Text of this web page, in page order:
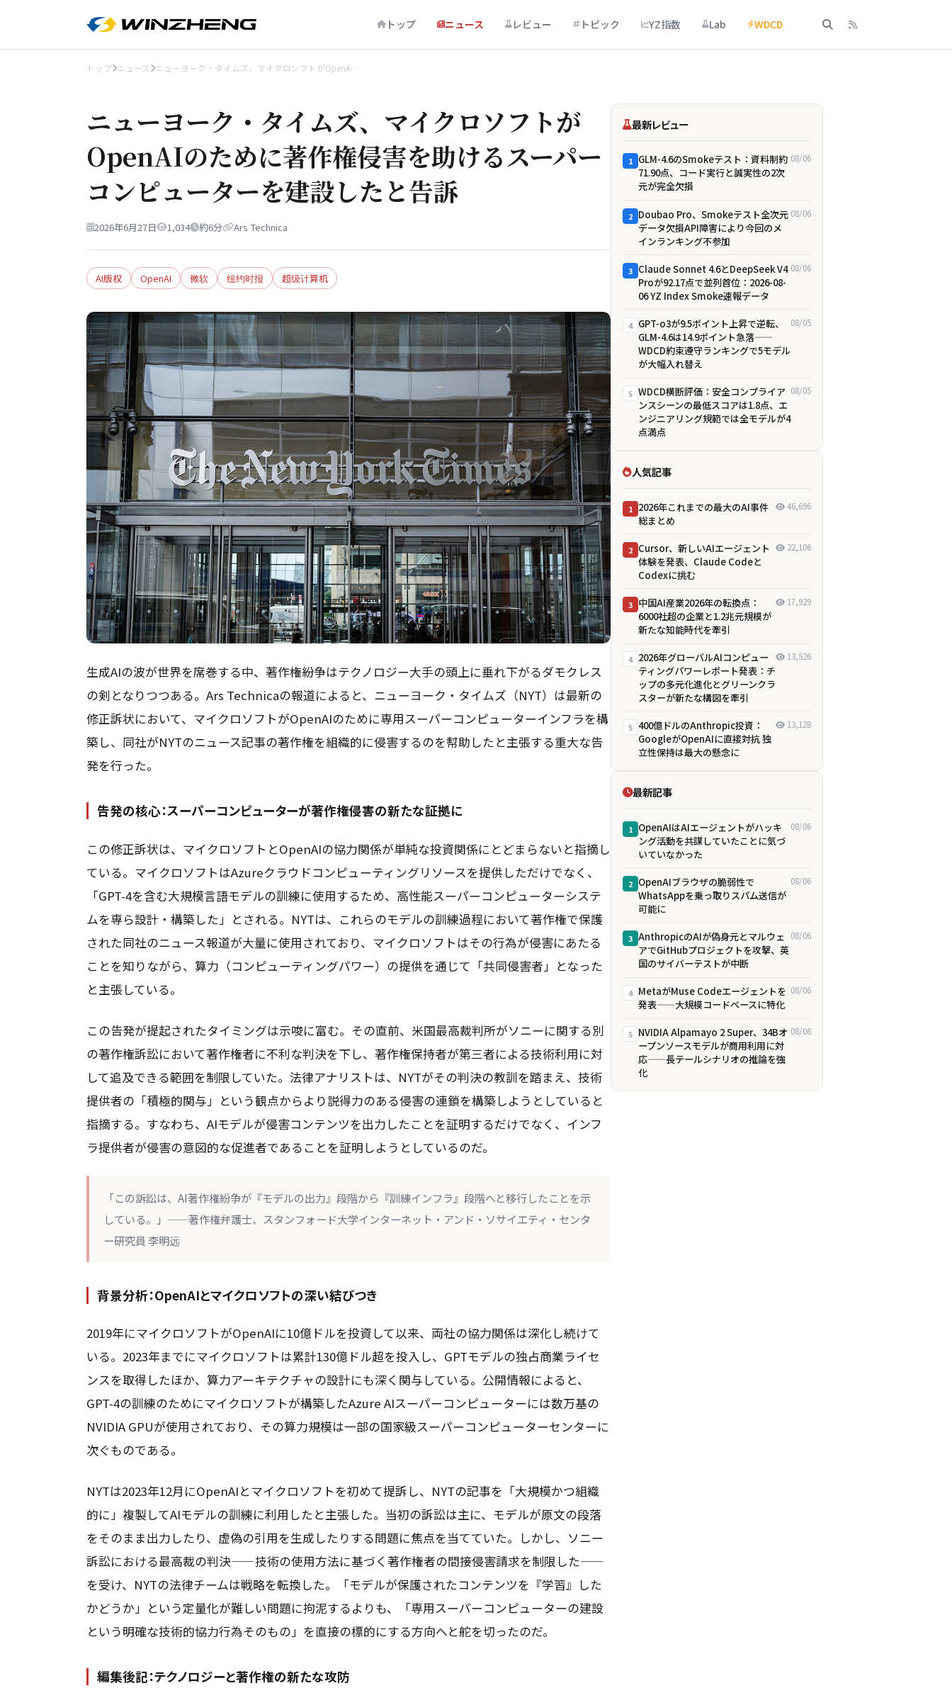
トップ ニュース レビュー トピック YZ指数 Lab WDCD
トップ ニュース ニューヨーク・タイムズ、マイクロソフトがOpenA…
ニューヨーク・タイムズ、マイクロソフトが
OpenAIのために著作権侵害を助けるスーパー
コンピューターを建設したと告訴
2026年6月27日 1,034 約6分 Ars Technica
AI版权 OpenAI 微软 纽约时报 超级计算机
生成AIの波が世界を席巻する中、著作権紛争はテクノロジー大手の頭上に垂れ下がるダモクレス
の剣となりつつある。Ars Technicaの報道によると、ニューヨーク・タイムズ（NYT）は最新の
修正訴状において、マイクロソフトがOpenAIのために専用スーパーコンピューターインフラを構
築し、同社がNYTのニュース記事の著作権を組織的に侵害するのを幇助したと主張する重大な告
発を行った。
告発の核心：スーパーコンピューターが著作権侵害の新たな証拠に
この修正訴状は、マイクロソフトとOpenAIの協力関係が単純な投資関係にとどまらないと指摘し
ている。マイクロソフトはAzureクラウドコンピューティングリソースを提供しただけでなく、
「GPT-4を含む大規模言語モデルの訓練に使用するため、高性能スーパーコンピューターシステ
ムを専ら設計・構築した」とされる。NYTは、これらのモデルの訓練過程において著作権で保護
された同社のニュース報道が大量に使用されており、マイクロソフトはその行為が侵害にあたる
ことを知りながら、算力（コンピューティングパワー）の提供を通じて「共同侵害者」となった
と主張している。
この告発が提起されたタイミングは示唆に富む。その直前、米国最高裁判所がソニーに関する別
の著作権訴訟において著作権者に不利な判決を下し、著作権保持者が第三者による技術利用に対
して追及できる範囲を制限していた。法律アナリストは、NYTがその判決の教訓を踏まえ、技術
提供者の「積極的関与」という観点からより説得力のある侵害の連鎖を構築しようとしていると
指摘する。すなわち、AIモデルが侵害コンテンツを出力したことを証明するだけでなく、インフ
ラ提供者が侵害の意図的な促進者であることを証明しようとしているのだ。
「この訴訟は、AI著作権紛争が『モデルの出力』段階から『訓練インフラ』段階へと移行したことを示
している。」——著作権弁護士、スタンフォード大学インターネット・アンド・ソサイエティ・センタ
ー研究員 李明远
背景分析：OpenAIとマイクロソフトの深い結びつき
2019年にマイクロソフトがOpenAIに10億ドルを投資して以来、両社の協力関係は深化し続けて
いる。2023年までにマイクロソフトは累計130億ドル超を投入し、GPTモデルの独占商業ライセ
ンスを取得したほか、算力アーキテクチャの設計にも深く関与している。公開情報によると、
GPT-4の訓練のためにマイクロソフトが構築したAzure AIスーパーコンピューターには数万基の
NVIDIA GPUが使用されており、その算力規模は一部の国家級スーパーコンピューターセンターに
次ぐものである。
NYTは2023年12月にOpenAIとマイクロソフトを初めて提訴し、NYTの記事を「大規模かつ組織
的に」複製してAIモデルの訓練に利用したと主張した。当初の訴訟は主に、モデルが原文の段落
をそのまま出力したり、虚偽の引用を生成したりする問題に焦点を当てていた。しかし、ソニー
訴訟における最高裁の判決——技術の使用方法に基づく著作権者の間接侵害請求を制限した——
を受け、NYTの法律チームは戦略を転換した。「モデルが保護されたコンテンツを『学習』した
かどうか」という定量化が難しい問題に拘泥するよりも、「専用スーパーコンピューターの建設
という明確な技術的協力行為そのもの」を直接の標的にする方向へと舵を切ったのだ。
編集後記：テクノロジーと著作権の新たな攻防
最新レビュー
1 GLM-4.6のSmokeテスト：資料制約
71.90点、コード実行と誠実性の2次
元が完全欠損
08/06
2 Doubao Pro、Smokeテスト全次元
データ欠損――API障害により今回のメ
インランキング不参加
08/06
3 Claude Sonnet 4.6とDeepSeek V4
Proが92.17点で並列首位：2026-08-
06 YZ Index Smoke速報データ
08/06
4 GPT-o3が9.5ポイント上昇で逆転、
GLM-4.6は14.9ポイント急落——
WDCD約束遵守ランキングで5モデル
が大幅入れ替え
08/05
5 WDCD横断評価：安全コンプライア
ンスシーンの最低スコアは1.8点、エ
ンジニアリング規範では全モデルが4
点満点
08/05
人気記事
1 2026年これまでの最大のAI事件
総まとめ
46,696
2 Cursor、新しいAIエージェント
体験を発表、Claude Codeと
Codexに挑む
22,106
3 中国AI産業2026年の転換点：
6000社超の企業と1.2兆元規模が
新たな知能時代を牽引
17,929
4 2026年グローバルAIコンピュー
ティングパワーレポート発表：チ
ップの多元化進化とグリーンクラ
スターが新たな構図を牽引
13,526
5 400億ドルのAnthropic投資：
GoogleがOpenAIに直接対抗 独
立性保持は最大の懸念に
13,128
最新記事
1 OpenAIはAIエージェントがハッキ
ング活動を共謀していたことに気づ
いていなかった
08/06
2 OpenAIブラウザの脆弱性で
WhatsAppを乗っ取りスパム送信が
可能に
08/06
3 AnthropicのAIが偽身元とマルウェ
アでGitHubプロジェクトを攻撃、英
国のサイバーテストが中断
08/06
4 MetaがMuse Codeエージェントを
発表——大規模コードベースに特化
08/06
5 NVIDIA Alpamayo 2 Super、34Bオ
ープンソースモデルが商用利用に対
応——長テールシナリオの推論を強
化
08/06